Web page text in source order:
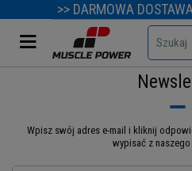
>> DARMOWA
Szukaj
Wpisz swój adres e-mail i kliknij
wypisać z